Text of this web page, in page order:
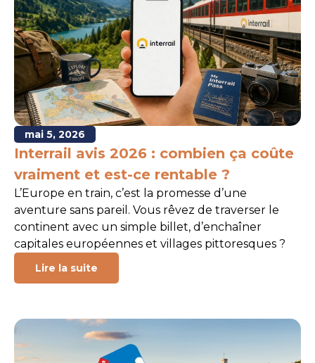
mai 5, 2026
Interrail avis 2026 : combien ça coûte
vraiment et est-ce rentable ?
L’Europe en train, c’est la promesse d’une
aventure sans pareil. Vous rêvez de traverser le
continent avec un simple billet, d’enchaîner
capitales européennes et villages pittoresques ?
Lire la suite